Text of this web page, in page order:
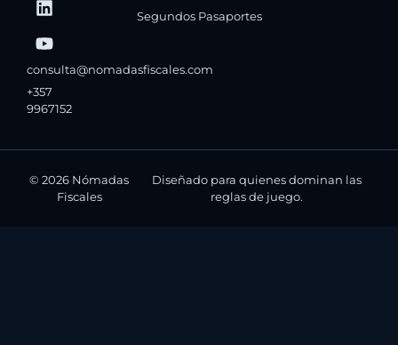
consulta@nomadasfiscales.com
+357
9967152
Segundos Pasaportes
© 2026 Nómadas
Fiscales
Diseñado para quienes dominan las
reglas de juego.